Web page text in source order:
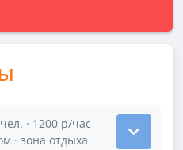
· 1200 р/час
· зона отдыха
Банька на Дровах